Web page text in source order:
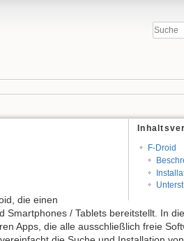
F-Droid
die einen
Smartphones / Tablets bereitstellt. In
Apps, die alle ausschließlich freie